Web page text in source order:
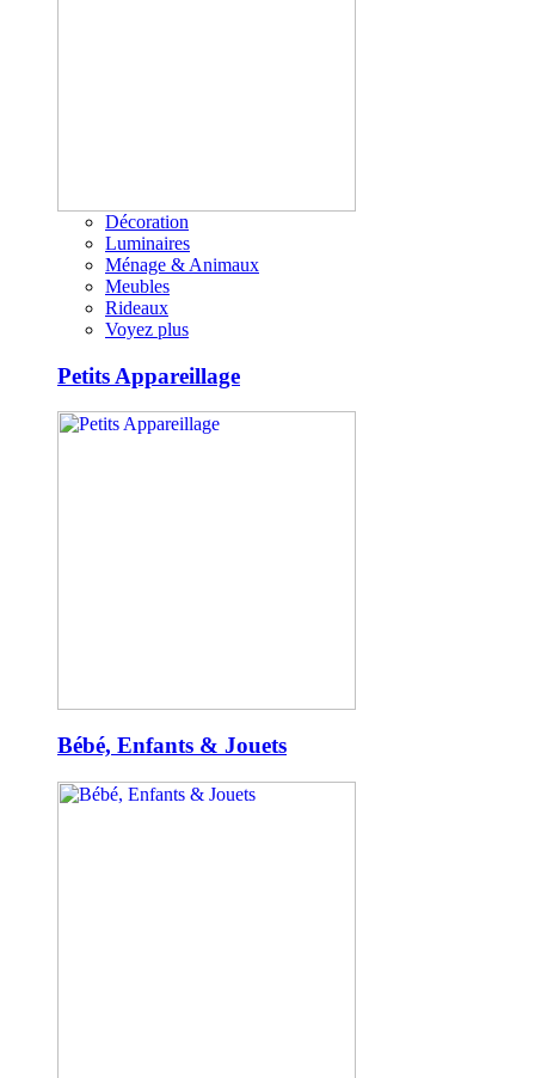
Décoration
Luminaires
Ménage & Animaux
Meubles
Rideaux
Voyez plus
Petits Appareillage
Bébé, Enfants & Jouets